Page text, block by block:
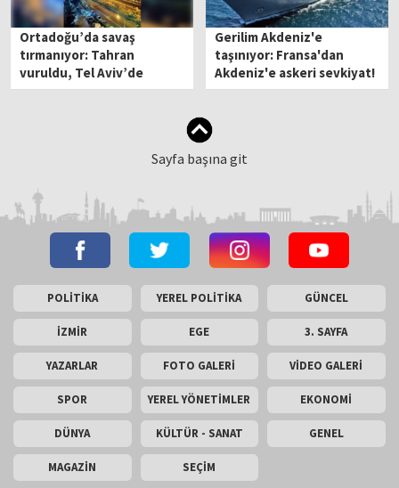
Ortadoğu’da savaş
tırmanıyor: Tahran
vuruldu, Tel Aviv’de
patlamalar
Gerilim Akdeniz'e
taşınıyor: Fransa'dan
Akdeniz'e askeri sevkiyat!
Sayfa başına git
POLİTİKA YEREL POLİTİKA GÜNCEL
İZMİR EGE 3. SAYFA
YAZARLAR FOTO GALERİ VİDEO GALERİ
SPOR YEREL YÖNETİMLER EKONOMİ
DÜNYA KÜLTÜR - SANAT GENEL
MAGAZİN SEÇİM